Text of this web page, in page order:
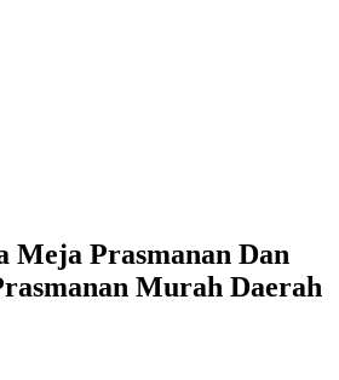
Meja Prasmanan Dan
Murah Daerah